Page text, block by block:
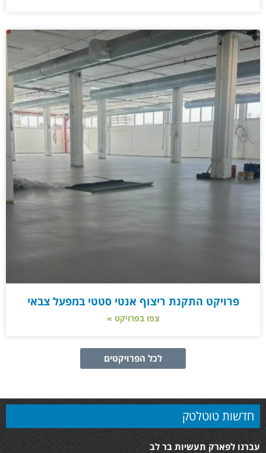
פרויקט התקנת ריצוף אנטי סטטי במפעל צבאי
צפו בפרויקט »
לכל הפרויקטים
חדשות טוטלטק
עברנו לפארק תעשיות בר לב